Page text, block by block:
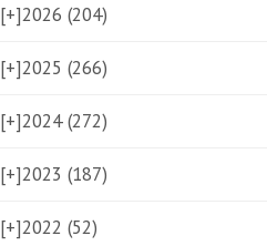
[+]2026 (204)
[+]2025 (266)
[+]2024 (272)
[+]2023 (187)
[+]2022 (52)